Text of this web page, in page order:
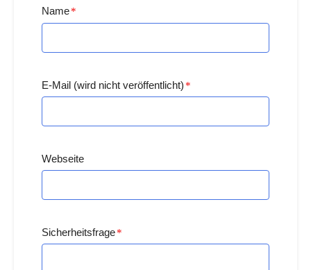
Name*
E-Mail (wird nicht veröffentlicht) *
Webseite
Sicherheitsfrage*